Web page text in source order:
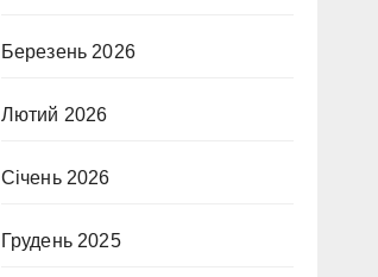
Березень 2026
Лютий 2026
Січень 2026
Грудень 2025